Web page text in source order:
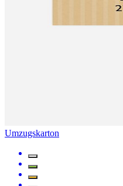
Umzugskarton